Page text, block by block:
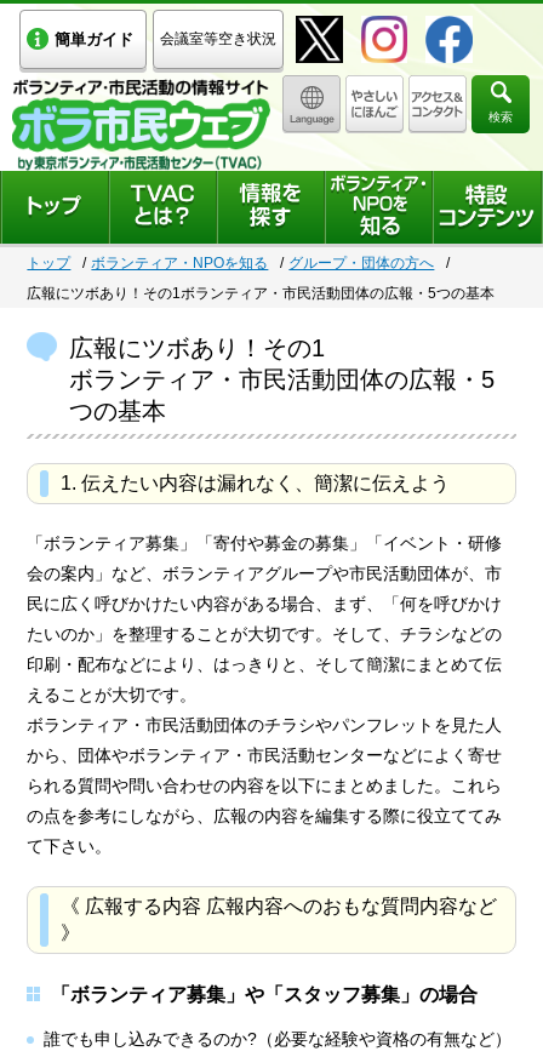
簡単ガイド 会議室等空き状況
検索
トップ ボランティア・NPOを知る
グループ・団体の方へ
広報にツボあり！その1ボランティア・市民活動団体の広報・5つの基本
広報にツボあり！その1
ボランティア・市民活動団体の広報・5
つの基本
1. 伝えたい内容は漏れなく、簡潔に伝えよう
「ボランティア募集」「寄付や募金の募集」「イベント・研修
会の案内」など、ボランティアグループや市民活動団体が、市
民に広く呼びかけたい内容がある場合、まず、「何を呼びかけ
たいのか」を整理することが大切です。そして、チラシなどの
印刷・配布などにより、はっきりと、そして簡潔にまとめて伝
えることが大切です。
ボランティア・市民活動団体のチラシやパンフレットを見た人
から、団体やボランティア・市民活動センターなどによく寄せ
られる質問や問い合わせの内容を以下にまとめました。これら
の点を参考にしながら、広報の内容を編集する際に役立ててみ
て下さい。
《 広報する内容 広報内容へのおもな質問内容など
》
「ボランティア募集」や「スタッフ募集」の場合
誰でも申し込みできるのか?（必要な経験や資格の有無など）